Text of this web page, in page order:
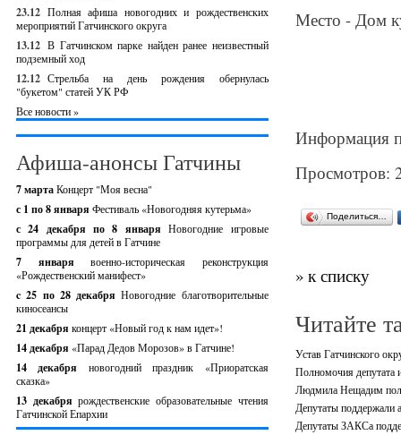
23.12 Полная афиша новогодних и рождественских
мероприятий Гатчинского округа
13.12 В Гатчинском парке найден ранее неизвестный
подземный ход
12.12 Стрельба на день рождения обернулась
"букетом" статей УК РФ
Все новости »
Афиша-анонсы Гатчины
7 мартаКонцерт "Моя весна"
с 1 по 8 января Фестиваль «Новогодняя кутерьма»
с 24 декабря по 8 январяНовогодние игровые
программы для детей в Гатчине
7 январявоенно-историческая реконструкция
«Рождественский манифест»
c 25 по 28 декабряНовогодние благотворительные
киносеансы
21 декабря концерт «Новый год к нам идет»!
14 декабря «Парад Дедов Морозов» в Гатчине!
14 декабря новогодний праздник «Приоратская
сказка»
13 декабрярождественские образовательные чтения
Гатчинской Епархии
Место - Дом
Информация
Просмотров:
Поделиться…
» к списку
Читайте
Устав Гатчинского
Полномочия депутата
Людмила Нещадим
Депутаты поддержали
Депутаты ЗАКСа